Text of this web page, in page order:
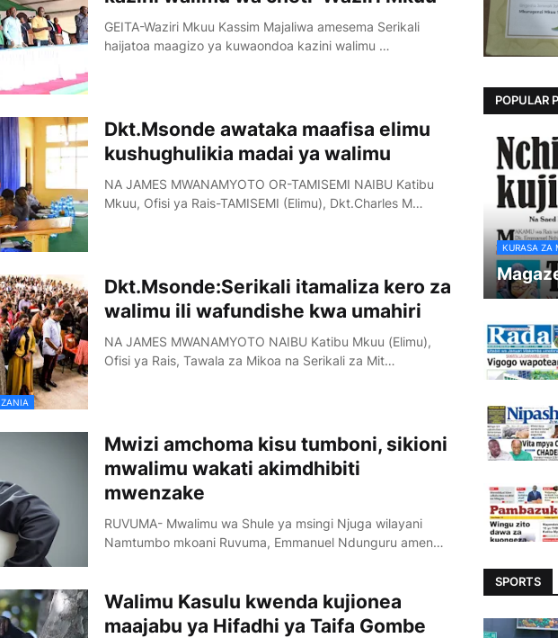
GEITA-Waziri Mkuu Kassim Majaliwa amesema Serikali
haijatoa maagizo ya kuwaondoa kazini walimu …
Dkt.Msonde awataka maafisa elimu
kushughulikia madai ya walimu
NA JAMES MWANAMYOTO OR-TAMISEMI NAIBU Katibu
Mkuu, Ofisi ya Rais-TAMISEMI (Elimu), Dkt.Charles M…
Dkt.Msonde:Serikali itamaliza kero za
walimu ili wafundishe kwa umahiri
NA JAMES MWANAMYOTO NAIBU Katibu Mkuu (Elimu),
Ofisi ya Rais, Tawala za Mikoa na Serikali za Mit…
Mwizi amchoma kisu tumboni, sikioni
mwalimu wakati akimdhibiti
mwenzake
RUVUMA- Mwalimu wa Shule ya msingi Njuga wilayani
Namtumbo mkoani Ruvuma, Emmanuel Ndunguru amen…
Walimu Kasulu kwenda kujionea
maajabu ya Hifadhi ya Taifa Gombe
POPULAR
KURASA ZA
SPORTS